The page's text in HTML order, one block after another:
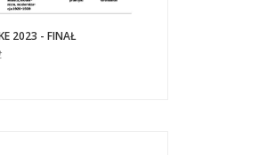
2023 - FINAŁ